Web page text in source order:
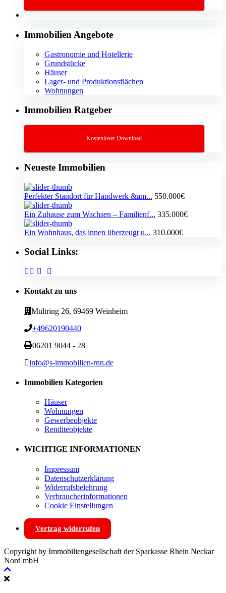
Immobilien Angebote
Gastronomie und Hotellerie
Grundstücke
Häuser
Lager- und Produktionsflächen
Wohnungen
Immobilien Ratgeber
Kostenloser Download
Neueste Immobilien
Perfekter Standort für Handwerk &am... 550.000€
Ein Zuhause zum Wachsen – Familienf... 335.000€
Ein Wohnhaus, das innen überzeugt u... 310.000€
Social Links:
Kontakt zu uns
Multring 26, 69469 Weinheim
+49620190440
06201 9044 - 28
info@s-immobilien-rnn.de
Immobilien Kategorien
Häuser
Wohnungen
Gewerbeobjekte
Renditeobjekte
WICHTIGE INFORMATIONEN
Impressum
Datenschutzerklärung
Widerrufsbelehrung
Verbraucherinformationen
Cookie Einstellungen
Vertrag widerrufen
Copyright by Immobiliengesellschaft der Sparkasse Rhein Neckar
Nord mbH